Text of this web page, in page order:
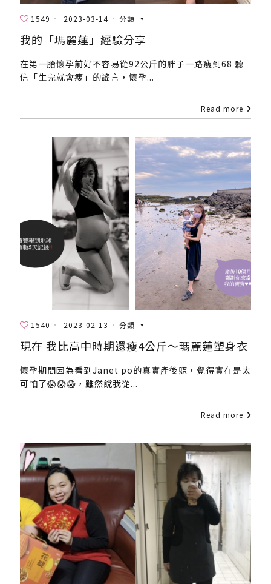
1549 2023-03-14 分類
我的「瑪麗蓮」經驗分享
在第一胎懷孕前好不容易從92公斤的胖子一路瘦到68 聽
信「生完就會瘦」的謠言，懷孕...
Read more
1540 2023-02-13 分類
現在 我比高中時期還瘦4公斤～瑪麗蓮塑身衣
懷孕期間因為看到Janet po的真實產後照，覺得實在是太
可怕了😱😱😱，雖然說我從...
Read more